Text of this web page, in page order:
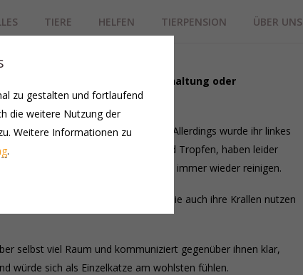
TIERE HELFEN TIERPENSION ÜBER UNS
mit Freigang | Mehrkatzenhaltung oder
Milbenbefall, der behandelt wurde. Allerdings wurde ihr linkes
sowie verschiedene Salben und Tropfen, haben leider
Besitzer sollte man das Auge immer wieder reinigen.
Stellen sie ungerne hat, indem sie auch ihre Krallen nutzen
selbst viel Raum und kommuniziert gegenüber ihnen klar,
würde sich als Einzelkatze am wohlsten fühlen.
zu gestalten und fortlaufend
die weitere Nutzung der
Weitere Informationen zu
.